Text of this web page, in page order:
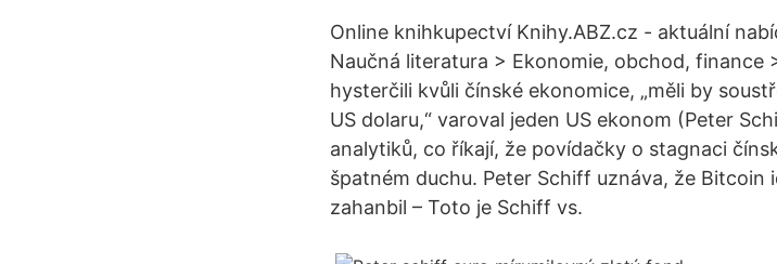
Online knihkupectví Knihy.ABZ.cz - aktuální
Naučná literatura > Ekonomie, obchod, finance
hysterčili kvůli čínské ekonomice, „měli by
US dolaru,“ varoval jeden US ekonom (Peter
analytiků, co říkají, že povídačky o stagnaci
špatném duchu. Peter Schiff uznáva, že Bitcoin
zahanbil – Toto je Schiff vs.